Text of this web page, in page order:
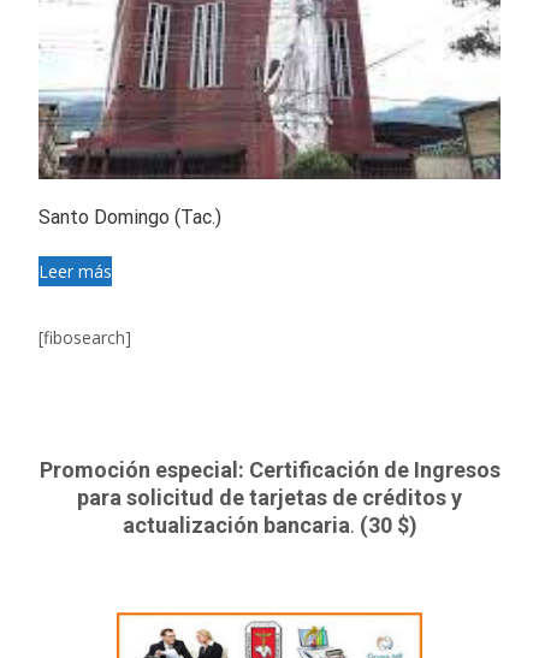
Santo Domingo (Tac.)
Leer más
[fibosearch]
Promoción especial: Certificación de Ingresos
para solicitud de tarjetas de créditos y
actualización bancaria. (30 $)